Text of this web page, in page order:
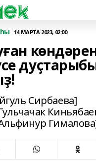
14 МАРТА 2023, 02:00
Сирбаева]